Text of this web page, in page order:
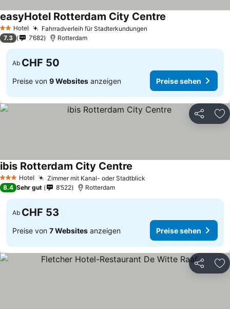
2 Sterne
Hotel Fahrradverleih für Stadterkundungen
easyHotel Rotterdam City Centre
7.3 7’682 Rotterdam
Ab CHF 50
Preise von 9 Websites anzeigen Preise sehen
Teilen
3 SterneHotel Zimmer mit Kanal- oder Stadtblick
ibis Rotterdam City Centre
8.4 Sehr gut 8’522 Rotterdam
Ab CHF 53
Preise von 7 Websites anzeigen Preise sehen
Teilen